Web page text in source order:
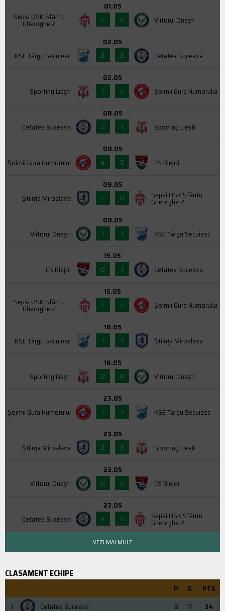
Sepsi OSK Sfântu
Gheorghe 2
01.05
2
0 Viitorul Onești
KSE Târgu Secuiesc
02.05
2
3 Cetatea Suceava
Sporting Liești
02.05
1
2 Şoimii Gura Humorului
Cetatea Suceava
08.05
3
1 Sporting Liești
Şoimii Gura Humorului
09.05
4
2 CS Blejoi
Știința Miroslava
09.05
2
0 Sepsi OSK Sfântu
Gheorghe 2
Viitorul Onești
09.05
1
1 KSE Târgu Secuiesc
CS Blejoi
15.05
0
1 Cetatea Suceava
Sepsi OSK Sfântu
Gheorghe 2
15.05
1
2 Şoimii Gura Humorului
KSE Târgu Secuiesc
16.05
1
1 Știința Miroslava
Sporting Liești
16.05
2
0 Viitorul Onești
Şoimii Gura Humorului
23.05
1
1 KSE Târgu Secuiesc
Știința Miroslava
23.05
2
3 Sporting Liești
Viitorul Onești
23.05
0
2 CS Blejoi
Cetatea Suceava
23.05
4
0 Sepsi OSK Sfântu
Gheorghe 2
VEZI MAI MULT
CLASAMENT ECHIPE
P G
PTS
1
Cetatea Suceava 8 17 34